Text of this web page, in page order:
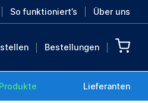
So funktioniert’s Über uns
Bestellungen
Lieferanten